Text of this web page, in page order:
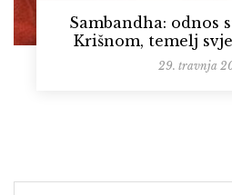
Sambandha: odnos
Krišnom, temelj
29. travnja